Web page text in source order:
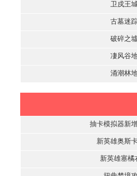
卫戍王
古墓迷
破碎之墟
凄风谷
涌潮林
抽卡模拟器新
新英雄奥斯
新英雄塞橘